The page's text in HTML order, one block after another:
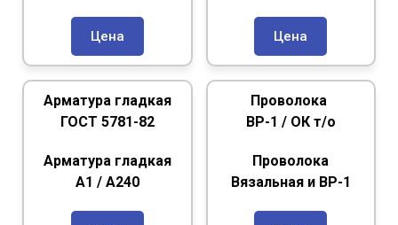
Цена Цена
Арматура гладкая
ГОСТ 5781-82
Арматура гладкая
А1 / А240
Проволока
ВР-1 / ОК т/о
Проволока
Вязальная и ВР-1